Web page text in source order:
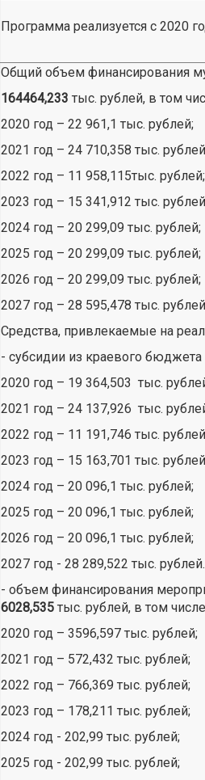
Программа реализуется с 2020
Общий объем финансирования
164464,233 тыс. рублей, в том
2020 год – 22 961,1 тыс. рублей;
2021 год – 24 710,358 тыс.
2022 год – 11 958,115тыс. рублей;
2023 год – 15 341,912 тыс.
2024 год – 20 299,09 тыс. рублей;
2025 год – 20 299,09 тыс. рублей;
2026 год – 20 299,09 тыс. рублей;
2027 год – 28 595,478 тыс.
Средства, привлекаемые на
- субсидии из краевого
2020 год – 19 364,503 тыс.
2021 год – 24 137,926 тыс.
2022 год – 11 191,746 тыс.
2023 год – 15 163,701 тыс.
2024 год – 20 096,1 тыс. рублей;
2025 год – 20 096,1 тыс. рублей;
2026 год – 20 096,1 тыс. рублей;
2027 год - 28 289,522 тыс. рублей.
- объем финансирования
6028,535 тыс. рублей, в том
2020 год – 3596,597 тыс. рублей;
2021 год – 572,432 тыс. рублей;
2022 год – 766,369 тыс. рублей;
2023 год – 178,211 тыс. рублей;
2024 год - 202,99 тыс. рублей;
2025 год - 202,99 тыс. рублей;